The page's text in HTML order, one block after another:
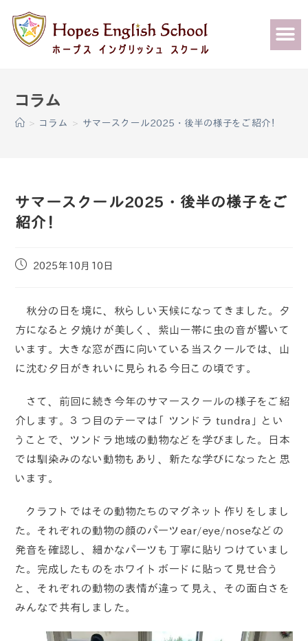
> コラム > サマースクール2025・後半の様子をご紹介！
サマースクール2025・後半の様子をご
紹介！
2025年10月10日
秋分の日を境に、秋らしい天候になってきました。夕
方になると夕焼けが美しく、紫山一帯に虫の音が響いて
います。大きな窓が西に向いている当スクールでは、山
に沈む夕日がきれいに見られる今日この頃です。
さて、前回に続き今年のサマースクールの様子をご紹
介します。３つ目のテーマは「ツンドラ tundra」とい
うことで、ツンドラ地域の動物などを学びました。日本
では馴染みのない動物もあり、新たな学びになったと思
います。
クラフトではその動物たちのマグネット作りをしまし
た。それぞれの動物の顔のパーツear/eye/noseなどの
発音を確認し、細かなパーツも丁寧に貼りつけていまし
た。完成したものをホワイトボードに貼って見せ合う
と、それぞれの動物の表情が違って見え、その面白さを
みんなで共有しました。